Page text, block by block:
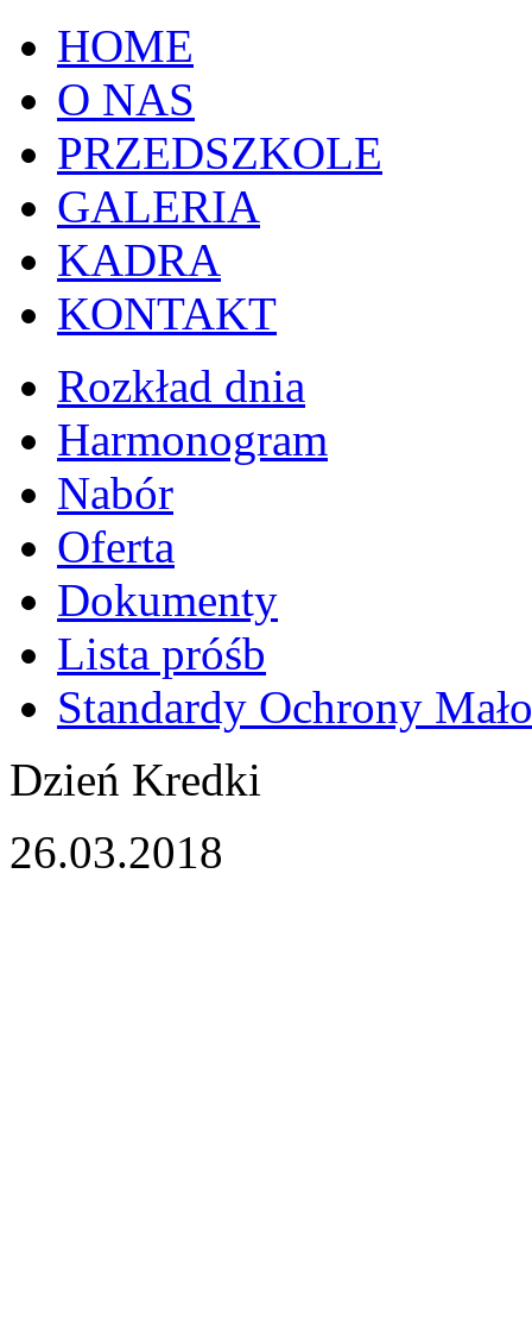
HOME
O NAS
PRZEDSZKOLE
GALERIA
KADRA
KONTAKT
Rozkład dnia
Harmonogram
Nabór
Oferta
Dokumenty
Lista próśb
Standardy Ochrony
Dzień Kredki
26.03.2018